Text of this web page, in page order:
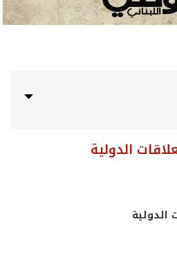
الدولية
الدولية